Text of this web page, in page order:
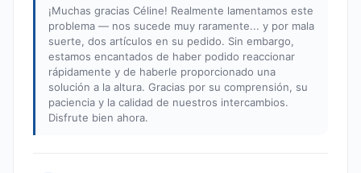
¡Muchas gracias Céline! Realmente lamentamos este
problema — nos sucede muy raramente... y por mala
suerte, dos artículos en su pedido. Sin embargo,
estamos encantados de haber podido reaccionar
rápidamente y de haberle proporcionado una
solución a la altura. Gracias por su comprensión, su
paciencia y la calidad de nuestros intercambios.
Disfrute bien ahora.